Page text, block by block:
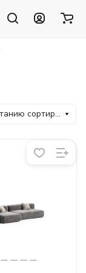
По возрастанию сортировки